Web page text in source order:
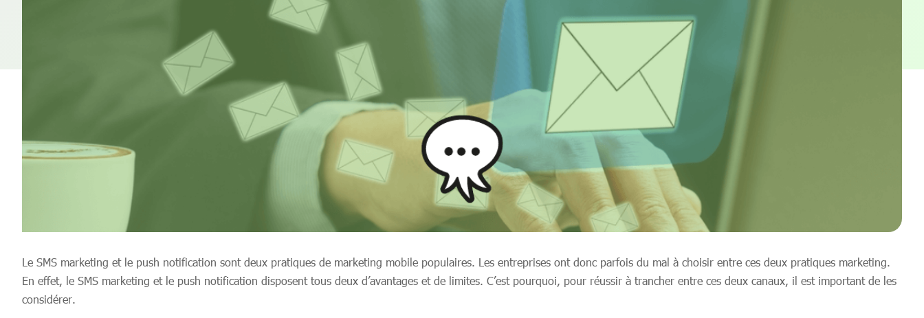
Le SMS marketing et le push notification sont deux pratiques de marketing mobile populaires. Les entreprises ont donc parfois du mal à choisir entre ces deux pratiques marketing.
En effet, le SMS marketing et le push notification disposent tous deux d’avantages et de limites. C’est pourquoi, pour réussir à trancher entre ces deux canaux, il est important de les
considérer.